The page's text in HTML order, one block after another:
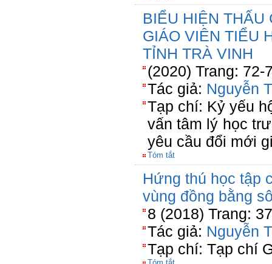
BIỂU HIỆN THẤU
GIÁO VIÊN TIỂU
TỈNH TRÀ VINH
(2020) Trang: 72-
Tác giả: Nguyễn
Tạp chí: Kỷ yếu
vấn tâm lý học
yêu cầu đổi mới
Tóm tắt
Hứng thú học tập
vùng đồng bằng
8 (2018) Trang:
Tác giả: Nguyễn
Tạp chí: Tạp chí